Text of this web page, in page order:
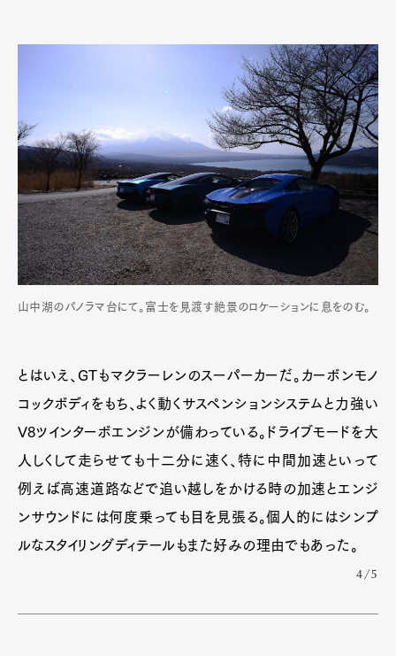
GourmetCars
山中湖のパノラマ台にて。富士を見渡す絶景のロケーションに息をのむ。
とはいえ、GTもマクラーレンのスーパーカーだ。カーボンモノ
コックボディをもち、よく動くサスペンションシステムと力強い
V8ツインターボエンジンが備わっている。ドライブモードを大
人しくして走らせても十二分に速く、特に中間加速といって
例えば高速道路などで追い越しをかける時の加速とエンジ
ンサウンドには何度乗っても目を見張る。個人的にはシンプ
ルなスタイリングディテールもまた好みの理由でもあった。
4/5